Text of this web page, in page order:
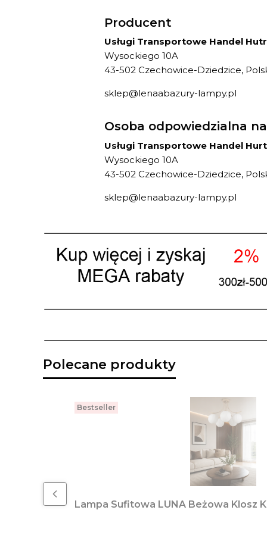
Producent
Usługi Transportowe Handel
Wysockiego 10A
43-502 Czechowice-Dziedzice,
sklep@lenaabazury-lampy.pl
Osoba odpowiedzialna
Usługi Transportowe Handel
Wysockiego 10A
43-502 Czechowice-Dziedzice,
sklep@lenaabazury-lampy.pl
Polecane produkty
Bestseller
Lampa Sufitowa LUNA Beżowa Klosz